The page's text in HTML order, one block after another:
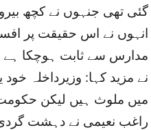
گئی تھی جنہوں نے کچھ
انہوں نے اس حقیقت پر
مدارس سے ثابت ہوچکا ہے
میں ملوث ہیں لیکن حکومت
راغب نعیمی نے دہشت گردی